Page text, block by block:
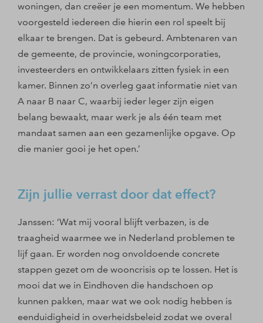
woningen, dan creëer je een momentum. We hebben
voorgesteld iedereen die hierin een rol speelt bij
elkaar te brengen. Dat is gebeurd. Ambtenaren van
de gemeente, de provincie, woningcorporaties,
investeerders en ontwikkelaars zitten fysiek in een
kamer. Binnen zo’n overleg gaat informatie niet van
A naar B naar C, waarbij ieder leger zijn eigen
belang bewaakt, maar werk je als één team met
mandaat samen aan een gezamenlijke opgave. Op
die manier gooi je het open.’
Zijn jullie verrast door dat effect?
Janssen: ‘Wat mij vooral blijft verbazen, is de
traagheid waarmee we in Nederland problemen te
lijf gaan. Er worden nog onvoldoende concrete
stappen gezet om de wooncrisis op te lossen. Het is
mooi dat we in Eindhoven die handschoen op
kunnen pakken, maar wat we ook nodig hebben is
eenduidigheid in overheidsbeleid zodat we overal